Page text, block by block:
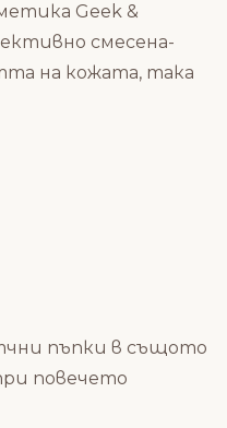
Geek &
смесена-
на кожата, така
пъпки в същото
повечето